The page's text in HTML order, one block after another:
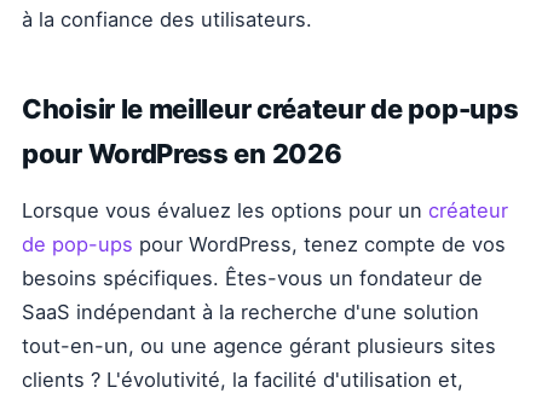
à la confiance des utilisateurs.
Choisir le meilleur créateur de pop-ups
pour WordPress en 2026
Lorsque vous évaluez les options pour un créateur
de pop-ups pour WordPress, tenez compte de vos
besoins spécifiques. Êtes-vous un fondateur de
SaaS indépendant à la recherche d'une solution
tout-en-un, ou une agence gérant plusieurs sites
clients ? L'évolutivité, la facilité d'utilisation et,